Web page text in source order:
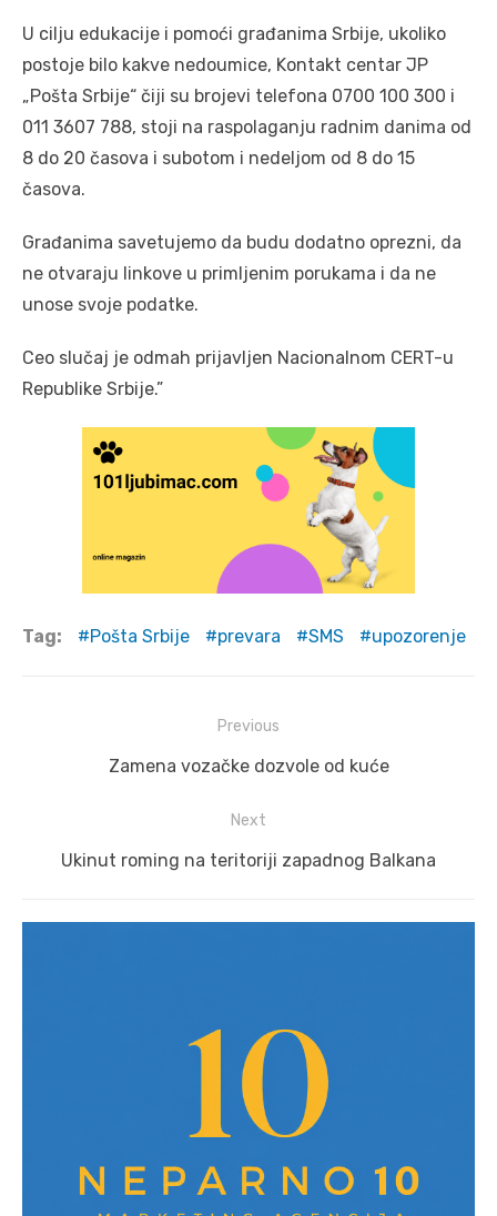
U cilju edukacije i pomoći građanima Srbije, ukoliko
postoje bilo kakve nedoumice, Kontakt centar JP
„Pošta Srbije“ čiji su brojevi telefona 0700 100 300 i
011 3607 788, stoji na raspolaganju radnim danima od
8 do 20 časova i subotom i nedeljom od 8 do 15
časova.
Građanima savetujemo da budu dodatno oprezni, da
ne otvaraju linkove u primljenim porukama i da ne
unose svoje podatke.
Ceo slučaj je odmah prijavljen Nacionalnom CERT-u
Republike Srbije.”
Tag: Pošta Srbije prevara SMS upozorenje
navigation
Previous
Previous
Zamena vozačke dozvole od kuće
Next
Next
Ukinut roming na teritoriji zapadnog Balkana